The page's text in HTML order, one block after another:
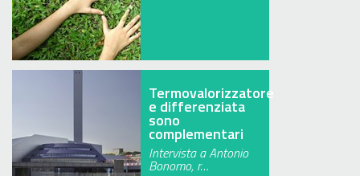
Termovalorizzatore
e differenziata
sono
complementari
Intervista a Antonio
Bonomo, r…